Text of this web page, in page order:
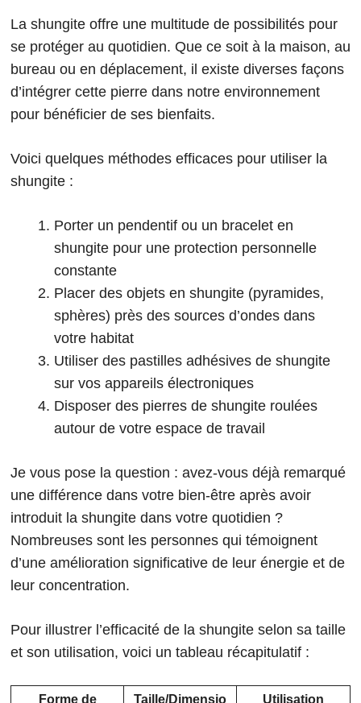
La shungite offre une multitude de possibilités pour
se protéger au quotidien. Que ce soit à la maison, au
bureau ou en déplacement, il existe diverses façons
d’intégrer cette pierre dans notre environnement
pour bénéficier de ses bienfaits.
Voici quelques méthodes efficaces pour utiliser la
shungite :
Porter un pendentif ou un bracelet en
shungite pour une protection personnelle
constante
Placer des objets en shungite (pyramides,
sphères) près des sources d’ondes dans
votre habitat
Utiliser des pastilles adhésives de shungite
sur vos appareils électroniques
Disposer des pierres de shungite roulées
autour de votre espace de travail
Je vous pose la question : avez-vous déjà remarqué
une différence dans votre bien-être après avoir
introduit la shungite dans votre quotidien ?
Nombreuses sont les personnes qui témoignent
d’une amélioration significative de leur énergie et de
leur concentration.
Pour illustrer l’efficacité de la shungite selon sa taille
et son utilisation, voici un tableau récapitulatif :
Forme de
Taille/Dimensio
Utilisation